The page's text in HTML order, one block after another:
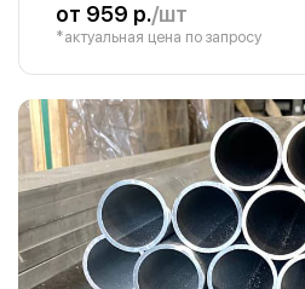
от 959 р./шт
*актуальная цена по запросу